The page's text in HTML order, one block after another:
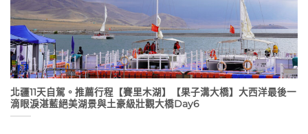
北疆11天自駕。推薦行程【賽里木湖】【果子溝大橋】大西洋最後一
滴眼淚湛藍絕美湖景與土豪級壯觀大橋Day6